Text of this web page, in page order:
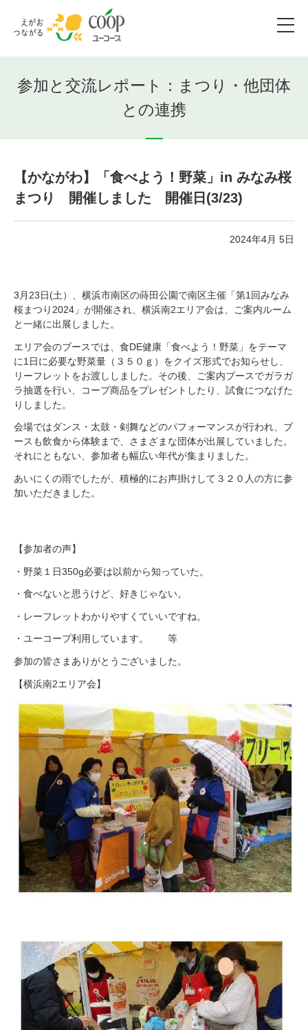
参加と交流レポート：まつり・他団体
との連携
【かながわ】「食べよう！野菜」in みなみ桜
まつり 開催しました 開催日(3/23)
2024年4月 5日
3月23日(土）、横浜市南区の蒔田公園で南区主催「第1回みなみ
桜まつり2024」が開催され、横浜南2エリア会は、ご案内ルーム
と一緒に出展しました。
エリア会のブースでは、食DE健康「食べよう！野菜」をテーマ
に1日に必要な野菜量（３５０ｇ）をクイズ形式でお知らせし、
リーフレットをお渡ししました。その後、ご案内ブースでガラガ
ラ抽選を行い、コープ商品をプレゼントしたり、試食につなげた
りしました。
会場ではダンス・太鼓・剣舞などのパフォーマンスが行われ、ブ
ースも飲食から体験まで、さまざまな団体が出展していました。
それにともない、参加者も幅広い年代が集まりました。
あいにくの雨でしたが、積極的にお声掛けして３２０人の方に参
加いただきました。
【参加者の声】
・野菜１日350g必要は以前から知っていた。
・食べないと思うけど、好きじゃない。
・レーフレットわかりやすくていいですね。
・ユーコープ利用しています。 等
参加の皆さまありがとうございました。
【横浜南2エリア会】